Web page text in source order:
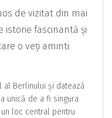
de vizitat din mai
istorie fascinantă și
o veți aminti
al Berlinului și datează
unică de a fi singura
loc central pentru